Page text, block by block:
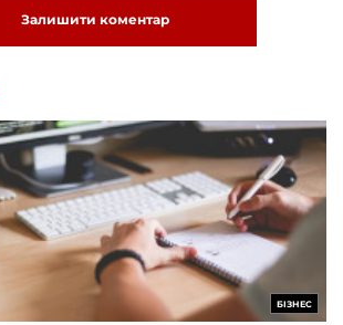
Залишити коментар
БІЗНЕС